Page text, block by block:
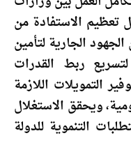
تعظيم الاستفادة من
الجارية لتأمين
ربط القدرات
التمويلات اللازمة
ويحقق الاستغلال
التنموية للدولة